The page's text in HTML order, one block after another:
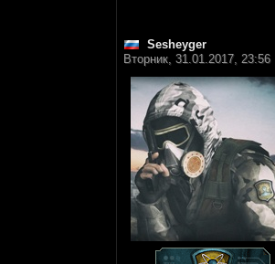
Sesheyger
Вторник, 31.01.2017,